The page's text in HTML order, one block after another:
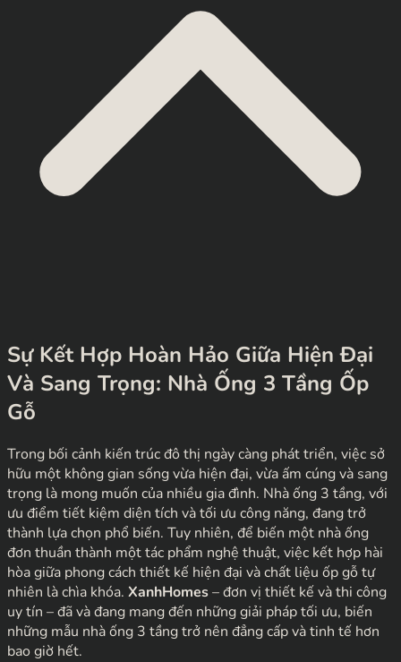
Sự Kết Hợp Hoàn Hảo Giữa Hiện Đại
Và Sang Trọng: Nhà Ống 3 Tầng Ốp
Gỗ
Trong bối cảnh kiến trúc đô thị ngày càng phát triển, việc sở
hữu một không gian sống vừa hiện đại, vừa ấm cúng và sang
trọng là mong muốn của nhiều gia đình. Nhà ống 3 tầng, với
ưu điểm tiết kiệm diện tích và tối ưu công năng, đang trở
thành lựa chọn phổ biến. Tuy nhiên, để biến một nhà ống
đơn thuần thành một tác phẩm nghệ thuật, việc kết hợp hài
hòa giữa phong cách thiết kế hiện đại và chất liệu ốp gỗ tự
nhiên là chìa khóa. XanhHomes– đơn vị thiết kế và thi công
uy tín – đã và đang mang đến những giải pháp tối ưu, biến
những mẫu nhà ống 3 tầng trở nên đẳng cấp và tinh tế hơn
bao giờ hết.